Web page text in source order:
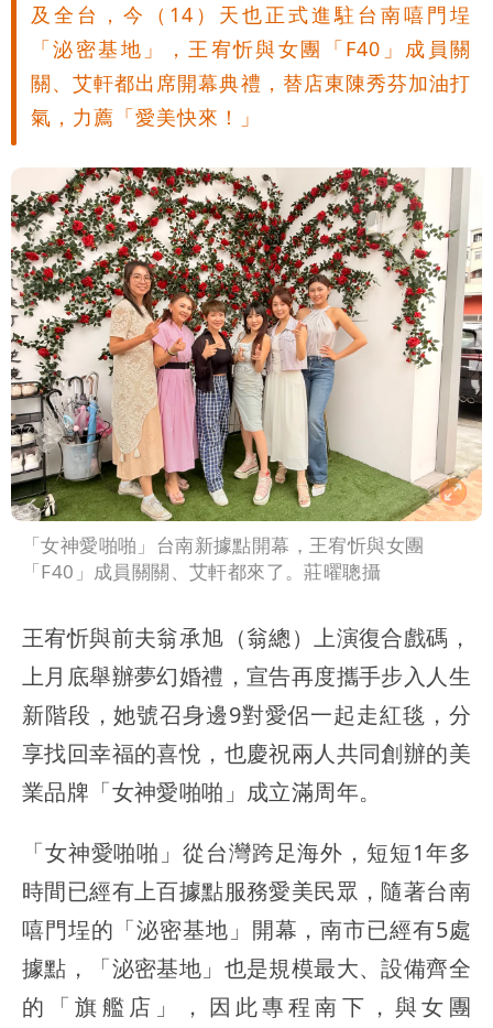
及全台，今（14）天也正式進駐台南嘻門埕
「泌密基地」，王宥忻與女團「F40」成員關
關、艾軒都出席開幕典禮，替店東陳秀芬加油打
氣，力薦「愛美快來！」
「女神愛啪啪」台南新據點開幕，王宥忻與女團
「F40」成員關關、艾軒都來了。莊曜聰攝
王宥忻與前夫翁承旭（翁總）上演復合戲碼，
上月底舉辦夢幻婚禮，宣告再度攜手步入人生
新階段，她號召身邊9對愛侶一起走紅毯，分
享找回幸福的喜悅，也慶祝兩人共同創辦的美
業品牌「女神愛啪啪」成立滿周年。
「女神愛啪啪」從台灣跨足海外，短短1年多
時間已經有上百據點服務愛美民眾，隨著台南
嘻門埕的「泌密基地」開幕，南市已經有5處
據點，「泌密基地」也是規模最大、設備齊全
的「旗艦店」，因此專程南下，與女團